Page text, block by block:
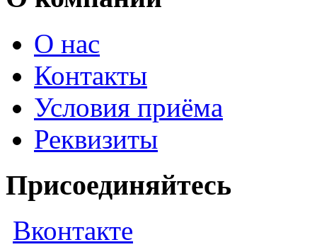
О нас
Контакты
Условия приёма
Реквизиты
Присоединяйтесь
Вконтакте